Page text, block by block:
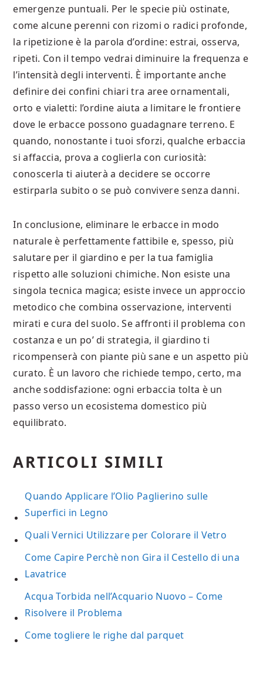
emergenze puntuali. Per le specie più ostinate,
come alcune perenni con rizomi o radici profonde,
la ripetizione è la parola d’ordine: estrai, osserva,
ripeti. Con il tempo vedrai diminuire la frequenza e
l’intensità degli interventi. È importante anche
definire dei confini chiari tra aree ornamentali,
orto e vialetti: l’ordine aiuta a limitare le frontiere
dove le erbacce possono guadagnare terreno. E
quando, nonostante i tuoi sforzi, qualche erbaccia
si affaccia, prova a coglierla con curiosità:
conoscerla ti aiuterà a decidere se occorre
estirparla subito o se può convivere senza danni.
In conclusione, eliminare le erbacce in modo
naturale è perfettamente fattibile e, spesso, più
salutare per il giardino e per la tua famiglia
rispetto alle soluzioni chimiche. Non esiste una
singola tecnica magica; esiste invece un approccio
metodico che combina osservazione, interventi
mirati e cura del suolo. Se affronti il problema con
costanza e un po’ di strategia, il giardino ti
ricompenserà con piante più sane e un aspetto più
curato. È un lavoro che richiede tempo, certo, ma
anche soddisfazione: ogni erbaccia tolta è un
passo verso un ecosistema domestico più
equilibrato.
ARTICOLI SIMILI
Quando Applicare l’Olio Paglierino sulle
Superfici in Legno
Quali Vernici Utilizzare per Colorare il Vetro
Come Capire Perchè non Gira il Cestello di una
Lavatrice
Acqua Torbida nell’Acquario Nuovo – Come
Risolvere il Problema
Come togliere le righe dal parquet